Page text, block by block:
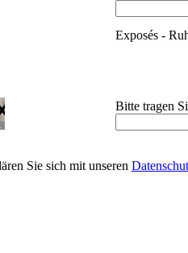
Exposés -
Bitte tragen
Sie sich mit unseren